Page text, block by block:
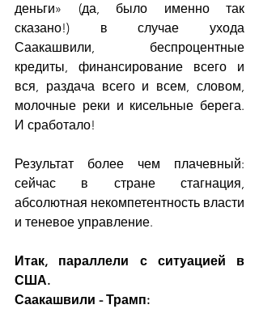
деньги» (да, было именно так
сказано!) в случае ухода
Саакашвили, беспроцентные
кредиты, финансирование всего и
вся, раздача всего и всем, словом,
молочные реки и кисельные берега.
И сработало!
Результат более чем плачевный:
сейчас в стране стагнация,
абсолютная некомпетентность власти
и теневое управление.
Итак, параллели с ситуацией в
США.
Саакашвили - Трамп: